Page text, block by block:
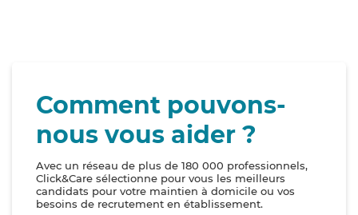
Comment pouvons-
nous vous aider ?
Avec un réseau de plus de 180 000 professionnels,
Click&Care sélectionne pour vous les meilleurs
candidats pour votre maintien à domicile ou vos
besoins de recrutement en établissement.